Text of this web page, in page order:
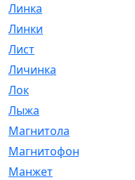
Линка
Линки
Лист
Личинка
Лок
Лыжа
Магнитола
Магнитофон
Манжет